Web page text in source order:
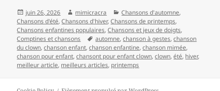
Publié
le
juin 26, 2026 Auteur
mimicracra Catégories
Chansons d'automne,
Chansons d'été,Chansons d'hiver,Chansons de printemps,
Chansons enfantines populaires,Chansons et jeux de doigts,
Comptines et chansons
Mots-
clés
automne,chanson à gestes,chanson
du clown,chanson enfant,chanson enfantine,chanson mimée,
chanson pour enfant,chansont pour enfant clown,clown,été, hiver,
meilleur article, meilleurs articles, printemps